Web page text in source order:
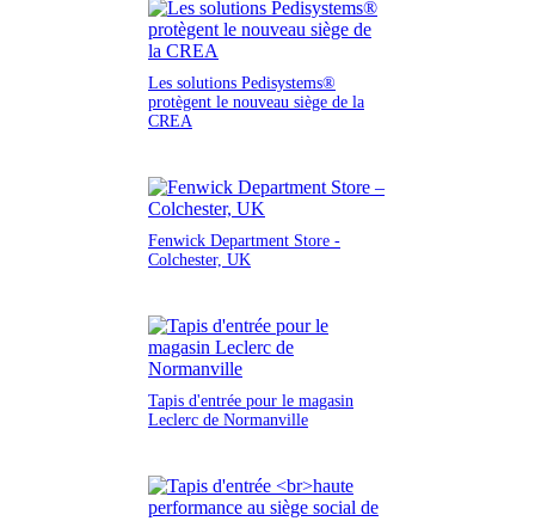
Les solutions Pedisystems®
protègent le nouveau siège de la
CREA
Fenwick Department Store -
Colchester, UK
Tapis d'entrée pour le magasin
Leclerc de Normanville